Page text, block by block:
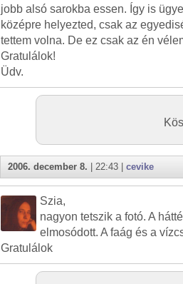
jobb alsó sarokba essen. Így is
középre helyezted, csak az
tettem volna. De ez csak az én
Gratulálok!
Üdv.
2006. december 8. | 22:43 | cevike
Szia,
nagyon tetszik a fotó. A
elmosódott. A faág és a
Gratulálok